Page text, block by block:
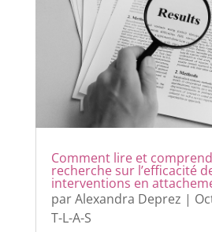
Comment lire et
recherche sur l’efficacité
interventions en
parAlexandra Deprez |
T-L-A-S